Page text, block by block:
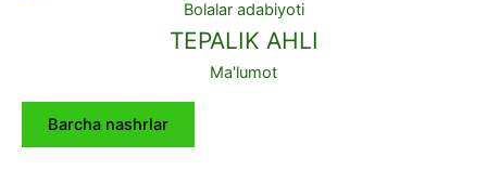
Bolalar adabiyoti
TEPALIK AHLI
Ma'lumot
Barcha nashrlar